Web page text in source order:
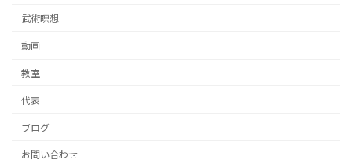
武術瞑想
動画
教室
代表
ブログ
お問い合わせ